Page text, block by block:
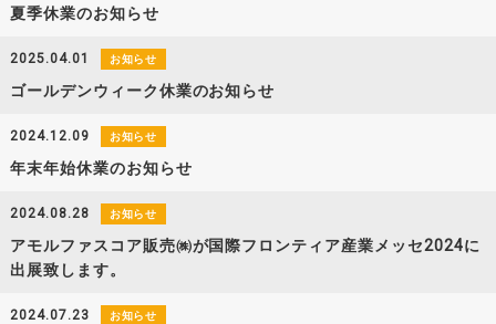
夏季休業のお知らせ
2025.04.01 お知らせ
ゴールデンウィーク休業のお知らせ
2024.12.09 お知らせ
年末年始休業のお知らせ
2024.08.28 お知らせ
アモルファスコア販売㈱が国際フロンティア産業メッセ2024に
出展致します。
2024.07.23 お知らせ